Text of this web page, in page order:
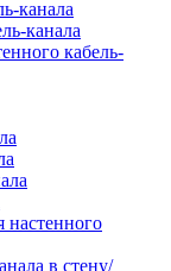
канала
канала
кабель-
настенного
в стену/